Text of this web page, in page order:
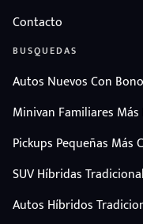
Contacto
BUSQUEDAS
Autos Nuevos Con
Minivan Familiares Más
Pickups Pequeñas Más
SUV Híbridas
Autos Híbridos